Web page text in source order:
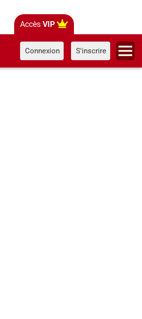
Accès VIP
Connexion S'inscrire